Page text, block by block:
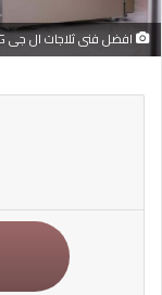
افضل فنى ثلاجات ال جى LG فى حدائق الاهرام